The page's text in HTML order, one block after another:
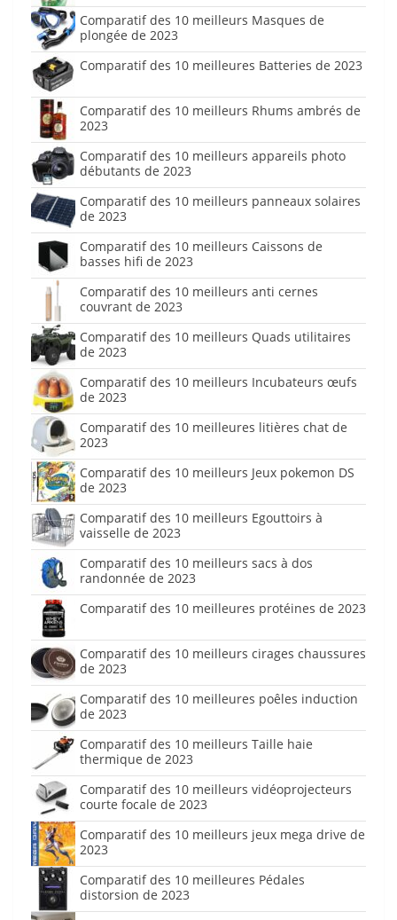
Comparatif des 10 meilleurs Masques de
plongée de 2023
Comparatif des 10 meilleures Batteries de 2023
Comparatif des 10 meilleurs Rhums ambrés de
2023
Comparatif des 10 meilleurs appareils photo
débutants de 2023
Comparatif des 10 meilleurs panneaux solaires
de 2023
Comparatif des 10 meilleurs Caissons de
basses hifi de 2023
Comparatif des 10 meilleurs anti cernes
couvrant de 2023
Comparatif des 10 meilleurs Quads utilitaires
de 2023
Comparatif des 10 meilleurs Incubateurs œufs
de 2023
Comparatif des 10 meilleures litières chat de
2023
Comparatif des 10 meilleurs Jeux pokemon DS
de 2023
Comparatif des 10 meilleurs Egouttoirs à
vaisselle de 2023
Comparatif des 10 meilleurs sacs à dos
randonnée de 2023
Comparatif des 10 meilleures protéines de 2023
Comparatif des 10 meilleurs cirages chaussures
de 2023
Comparatif des 10 meilleures poêles induction
de 2023
Comparatif des 10 meilleurs Taille haie
thermique de 2023
Comparatif des 10 meilleurs vidéoprojecteurs
courte focale de 2023
Comparatif des 10 meilleurs jeux mega drive de
2023
Comparatif des 10 meilleures Pédales
distorsion de 2023